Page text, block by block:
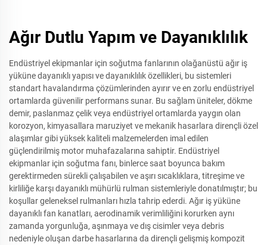
Ağır Dutlu Yapım ve Dayanıklılık
Endüstriyel ekipmanlar için soğutma fanlarının olağanüstü ağır iş
yüküne dayanıklı yapısı ve dayanıklılık özellikleri, bu sistemleri
standart havalandırma çözümlerinden ayırır ve en zorlu endüstriyel
ortamlarda güvenilir performans sunar. Bu sağlam üniteler, dökme
demir, paslanmaz çelik veya endüstriyel ortamlarda yaygın olan
korozyon, kimyasallara maruziyet ve mekanik hasarlara dirençli özel
alaşımlar gibi yüksek kaliteli malzemelerden imal edilen
güçlendirilmiş motor muhafazalarına sahiptir. Endüstriyel
ekipmanlar için soğutma fanı, binlerce saat boyunca bakım
gerektirmeden sürekli çalışabilen ve aşırı sıcaklıklara, titreşime ve
kirliliğe karşı dayanıklı mühürlü rulman sistemleriyle donatılmıştır; bu
koşullar geleneksel rulmanları hızla tahrip ederdi. Ağır iş yüküne
dayanıklı fan kanatları, aerodinamik verimliliğini korurken aynı
zamanda yorgunluğa, aşınmaya ve dış cisimler veya debris
nedeniyle oluşan darbe hasarlarına da dirençli gelişmiş kompozit